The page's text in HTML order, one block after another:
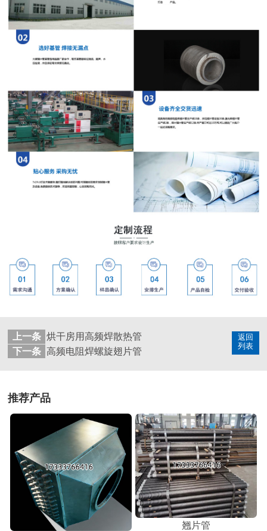
返回
列表
上一条 烘干房用高频焊散热管
下一条 高频电阻焊螺旋翅片管
推荐产品
翘片管